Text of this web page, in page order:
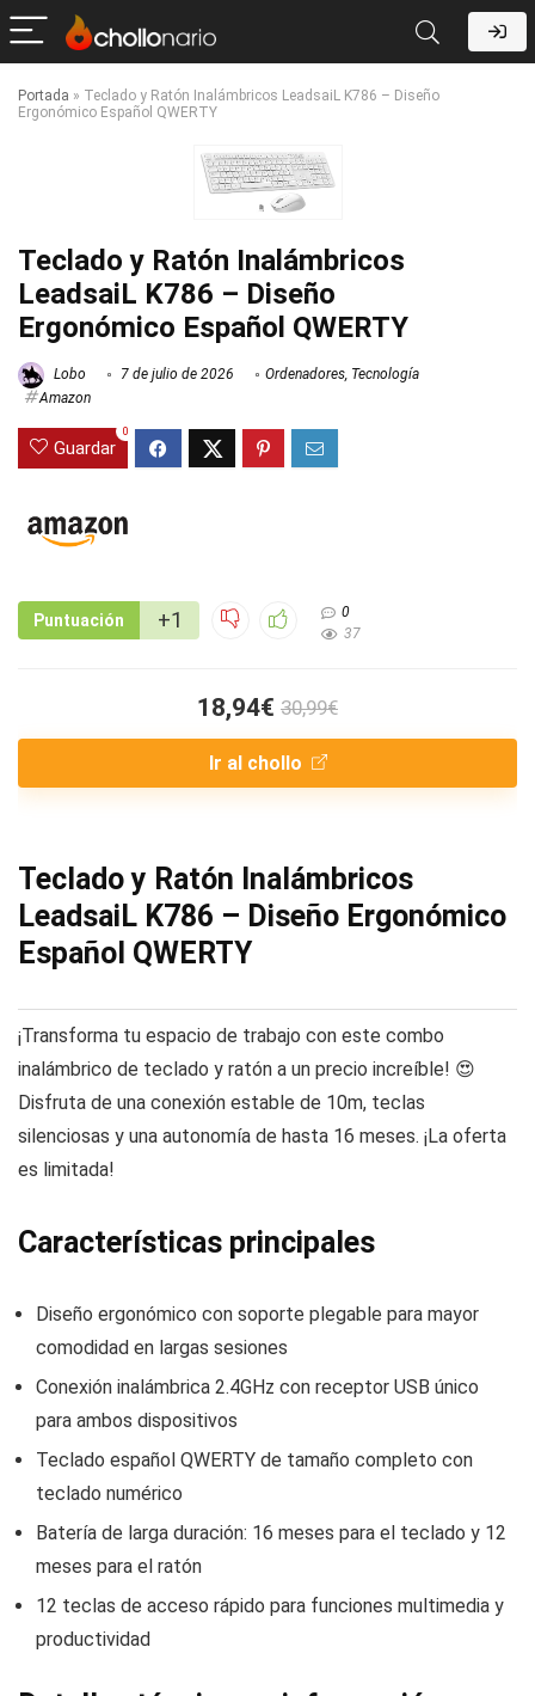
Portada » Teclado y Ratón Inalámbricos LeadsaiL K786 – Diseño
Ergonómico Español QWERTY
Teclado y Ratón Inalámbricos
LeadsaiL K786 – Diseño
Ergonómico Español QWERTY
Lobo 7 de julio de 2026 Ordenadores, Tecnología
Amazon
Guardar
0
Puntuación +1
0
37
18,94€ 30,99€
Ir al chollo
Teclado y Ratón Inalámbricos
LeadsaiL K786 – Diseño Ergonómico
Español QWERTY
¡Transforma tu espacio de trabajo con este combo
inalámbrico de teclado y ratón a un precio increíble! 😍
Disfruta de una conexión estable de 10m, teclas
silenciosas y una autonomía de hasta 16 meses. ¡La oferta
es limitada!
Características principales
Diseño ergonómico con soporte plegable para mayor
comodidad en largas sesiones
Conexión inalámbrica 2.4GHz con receptor USB único
para ambos dispositivos
Teclado español QWERTY de tamaño completo con
teclado numérico
Batería de larga duración: 16 meses para el teclado y 12
meses para el ratón
12 teclas de acceso rápido para funciones multimedia y
productividad